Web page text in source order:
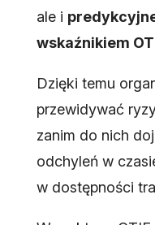
ale i
wskaźnikiem
Dzięki temu
przewidywać
zanim do nich
odchyleń w
w dostępności